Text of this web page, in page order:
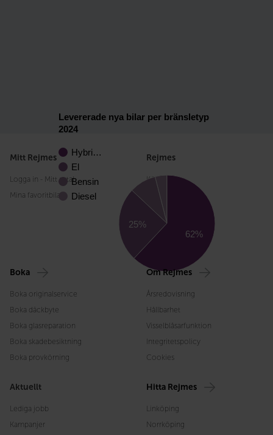
Levererade nya bilar per bränsletyp
2024
Hybri…
El
Bensin
Diesel
25%
62%
Mitt Rejmes
Logga in - Mitt avtal
Mina favoritbilar
Rejmes
Köpa bil
Sälja bil
Äga bil
Kundservice
Fakturera oss
Boka
Boka originalservice
Boka däckbyte
Boka glasreparation
Boka skadebesiktning
Boka provkörning
Om Rejmes
Årsredovisning
Hållbarhet
Visselblåsarfunktion
Integritetspolicy
Cookies
Aktuellt
Lediga jobb
Kampanjer
Hitta Rejmes
Linköping
Norrköping